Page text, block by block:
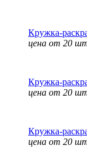
Кружка-
цена от 20
Кружка-
цена от 20
Кружка-
цена от 20